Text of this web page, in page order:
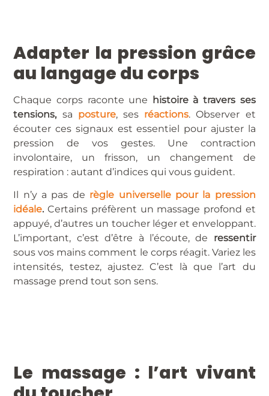
Adapter la pression grâce
au langage du corps
Chaque corps raconte une histoire à travers ses
tensions, sa posture, ses réactions. Observer et
écouter ces signaux est essentiel pour ajuster la
pression de vos gestes. Une contraction
involontaire, un frisson, un changement de
respiration : autant d’indices qui vous guident.
Il n’y a pas de règle universelle pour la pression
idéale. Certains préfèrent un massage profond et
appuyé, d’autres un toucher léger et enveloppant.
L’important, c’est d’être à l’écoute, de ressentir
sous vos mains comment le corps réagit. Variez les
intensités, testez, ajustez. C’est là que l’art du
massage prend tout son sens.
Le massage : l’art vivant